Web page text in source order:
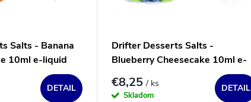
Salts - Banana
10ml e-liquid
DETAIL
Drifter Desserts Salts -
Blueberry Cheesecake 10ml e-
€8,25/ ks
Skladom
DETAIL